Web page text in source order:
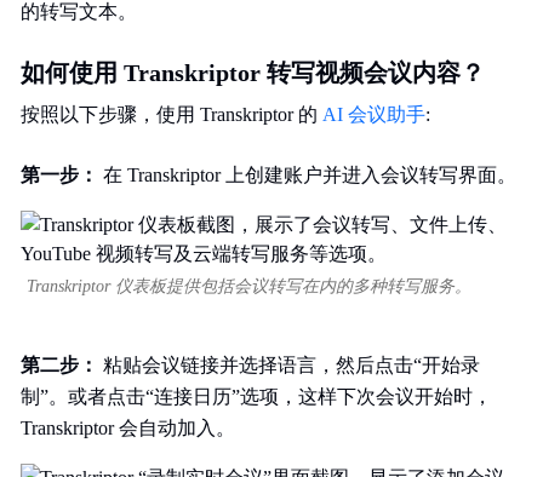
的转写文本。
如何使用 Transkriptor 转写视频会议内容？
按照以下步骤，使用 Transkriptor 的 AI 会议助手:
第一步： 在 Transkriptor 上创建账户并进入会议转写界面。
Transkriptor 仪表板提供包括会议转写在内的多种转写服务。
第二步： 粘贴会议链接并选择语言，然后点击“开始录
制”。或者点击“连接日历”选项，这样下次会议开始时，
Transkriptor 会自动加入。